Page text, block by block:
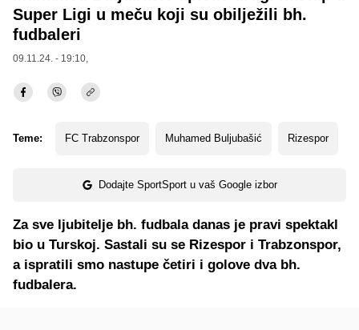
Super Ligi u meču koji su obilježili bh.
fudbaleri
09.11.24. - 19:10,
Teme: FC Trabzonspor Muhamed Buljubašić Rizespor
Dodajte SportSport u vaš Google izbor
Za sve ljubitelje bh. fudbala danas je pravi spektakl
bio u Turskoj. Sastali su se Rizespor i Trabzonspor,
a ispratili smo nastupe četiri i golove dva bh.
fudbalera.